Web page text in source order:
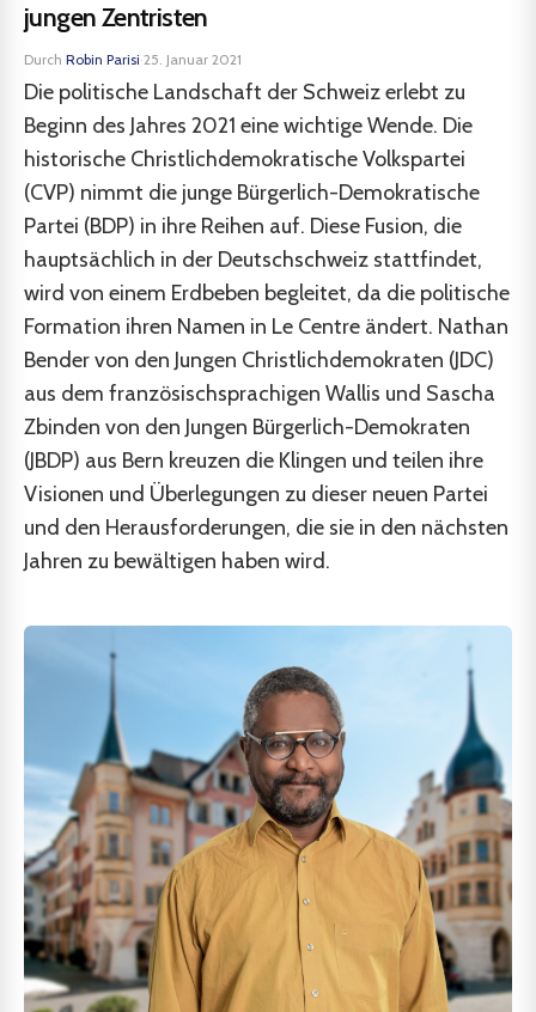
jungen Zentristen
Durch Robin Parisi·25. Januar 2021
Die politische Landschaft der Schweiz erlebt zu
Beginn des Jahres 2021 eine wichtige Wende. Die
historische Christlichdemokratische Volkspartei
(CVP) nimmt die junge Bürgerlich-Demokratische
Partei (BDP) in ihre Reihen auf. Diese Fusion, die
hauptsächlich in der Deutschschweiz stattfindet,
wird von einem Erdbeben begleitet, da die politische
Formation ihren Namen in Le Centre ändert. Nathan
Bender von den Jungen Christlichdemokraten (JDC)
aus dem französischsprachigen Wallis und Sascha
Zbinden von den Jungen Bürgerlich-Demokraten
(JBDP) aus Bern kreuzen die Klingen und teilen ihre
Visionen und Überlegungen zu dieser neuen Partei
und den Herausforderungen, die sie in den nächsten
Jahren zu bewältigen haben wird.